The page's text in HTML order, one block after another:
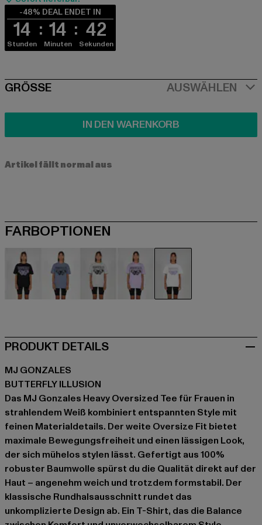
-48% DEAL ENDET IN
14
Stunden
14
Minuten
42
Sekunden
SIZE
GRÖSSE AUSWÄHLEN
IN DEN WARENKORB
Artikel fällt normal aus
FARBOPTIONEN
PRODUKT DETAILS
MJ GONZALES
BUTTERFLY ILLUSION
Das MJ Gonzales Heavy Oversized Tee für Frauen in
strahlendem Weiß kombiniert entspannten Style mit
feinen Materialdetails. Der weite Oversize Fit bietet
maximale Bewegungsfreiheit und einen lässigen Look,
der sich mühelos stylen lässt. Gefertigt aus 100%
robuster Baumwolle spürst du die Qualität direkt auf der
Haut – angenehm weich und trotzdem formstabil. Der
klassische Rundhalsausschnitt rundet das
unkomplizierte Design ab. Ein T-Shirt, das die Balance